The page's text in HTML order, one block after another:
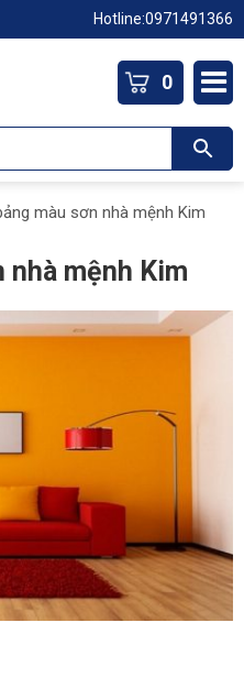
Hotline:0971491366
0
màu sơn nhà mệnh Kim
nhà mệnh Kim